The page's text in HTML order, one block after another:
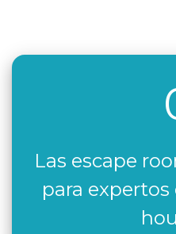
Las escape
para